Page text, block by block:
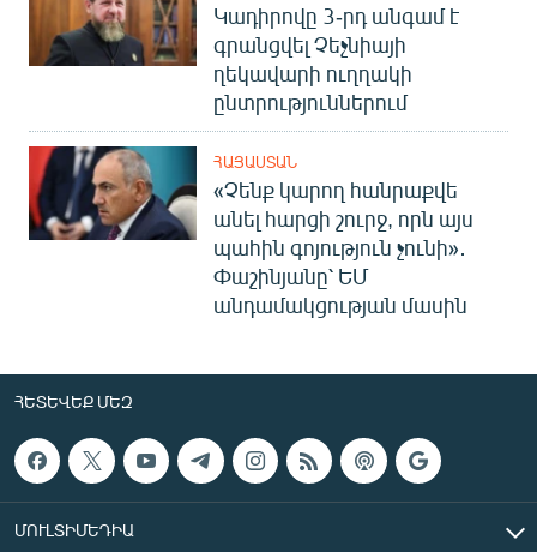
Կադիրովը 3-րդ անգամ է
գրանցվել Չեչնիայի
ղեկավարի ուղղակի
ընտրություններում
ՀԱՅԱՍՏԱՆ
«Չենք կարող հանրաքվե
անել հարցի շուրջ, որն այս
պահին գոյություն չունի»․
Փաշինյանը՝ ԵՄ
անդամակցության մասին
ՀԵՏԵՎԵՔ ՄԵԶ
ՄՈՒԼՏԻՄԵԴԻԱ